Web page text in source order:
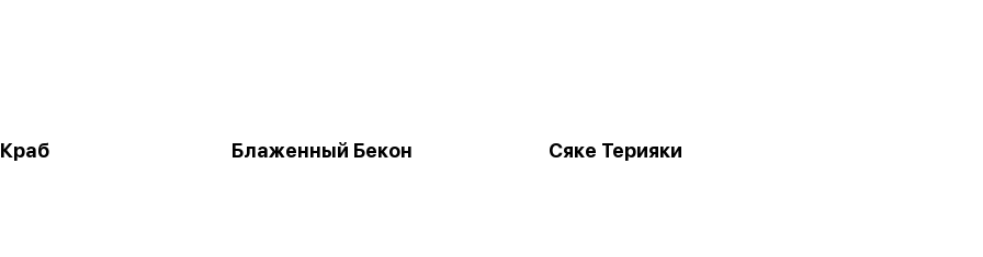
Блаженный Бекон Сяке Терияки